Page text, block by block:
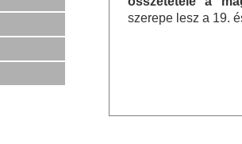
szerepe lesz a 19.